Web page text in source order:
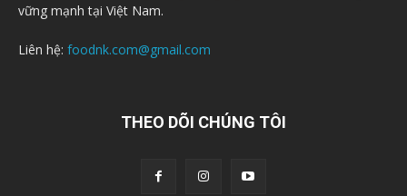
vững mạnh tại Việt Nam.
Liên hệ: foodnk.com@gmail.com
THEO DÕI CHÚNG TÔI